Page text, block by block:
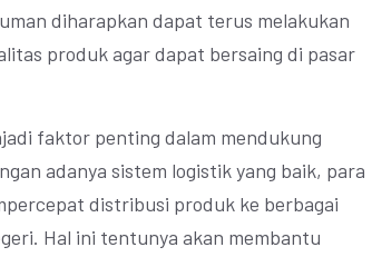
diharapkan dapat terus melakukan
produk agar dapat bersaing di pasar
faktor penting dalam mendukung
adanya sistem logistik yang baik, para
distribusi produk ke berbagai
Hal ini tentunya akan membantu